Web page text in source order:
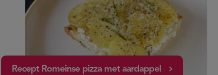
Recept Romeinse pizza met aardappel